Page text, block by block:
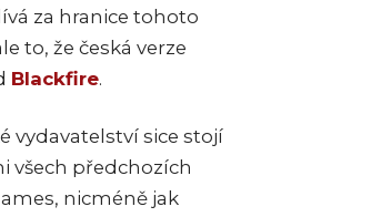
za hranice tohoto
to, že česká verze
Blackfire.
vydavatelství sice stojí
všech předchozích
nicméně jak